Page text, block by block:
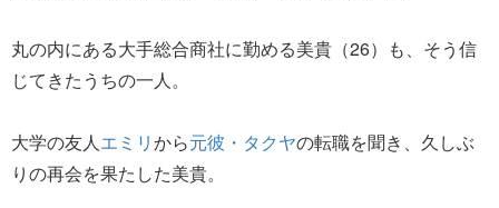
丸の内にある大手総合商社に勤める美貴（26）も、そう信
じてきたうちの一人。
大学の友人 エミリから元彼・タクヤの転職を聞き、久しぶ
りの再会を果たした美貴。